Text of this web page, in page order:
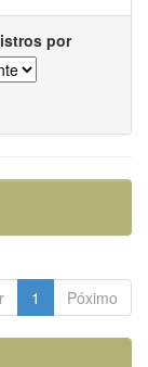
por
1 Póximo